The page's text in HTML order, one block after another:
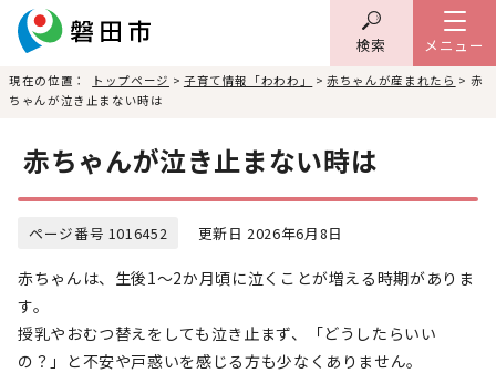
メニュー
検索
現在の位置： トップページ > 子育て情報「わわわ」 >赤ちゃんが産まれたら > 赤
ちゃんが泣き止まない時は
赤ちゃんが泣き止まない時は
ページ番号 1016452 更新日 2026年6月8日
赤ちゃんは、生後1〜2か月頃に泣くことが増える時期がありま
す。
授乳やおむつ替えをしても泣き止まず、「どうしたらいい
の？」と不安や戸惑いを感じる方も少なくありません。